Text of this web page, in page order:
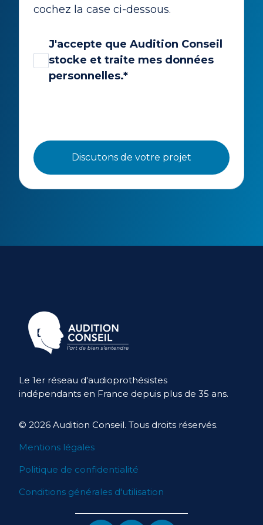
cochez la case ci-dessous.
J'accepte que Audition Conseil
stocke et traite mes données
personnelles.*
Discutons de votre projet
Le 1er réseau d'audioprothésistes
indépendants en France depuis plus de 35 ans.
© 2026 Audition Conseil. Tous droits réservés.
Mentions légales
Politique de confidentialité
Conditions générales d'utilisation